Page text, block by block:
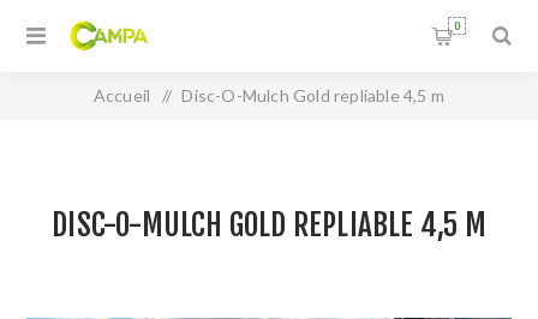
0
Accueil / Disc-O-Mulch Gold repliable 4,5 m
DISC-O-MULCH GOLD REPLIABLE 4,5 M